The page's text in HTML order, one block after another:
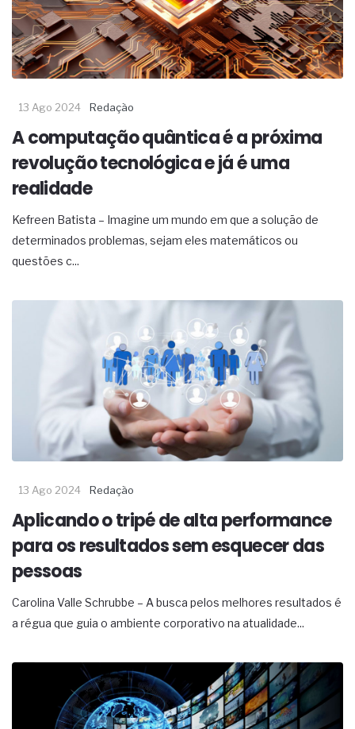
13 Ago 2024 Redação
A computação quântica é a próxima
revolução tecnológica e já é uma
realidade
Kefreen Batista – Imagine um mundo em que a solução de
determinados problemas, sejam eles matemáticos ou
questões c...
13 Ago 2024 Redação
Aplicando o tripé de alta performance
para os resultados sem esquecer das
pessoas
Carolina Valle Schrubbe – A busca pelos melhores resultados é
a régua que guia o ambiente corporativo na atualidade...